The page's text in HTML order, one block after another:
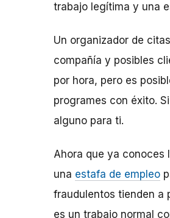
trabajo legítima y una
Un organizador de
compañía y posibles
por hora, pero es
programes con éxito.
alguno para ti.
Ahora que ya conoces
una estafa de empleo
fraudulentos tienden a
es un trabajo normal